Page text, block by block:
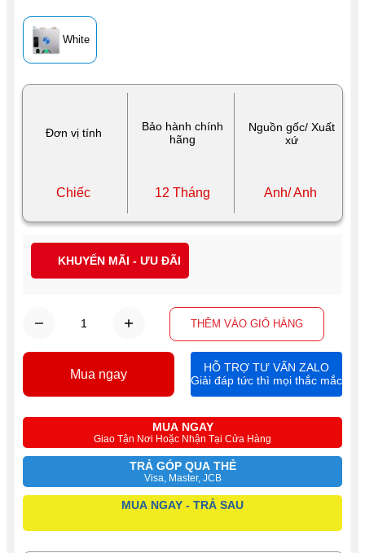
Đơn vị tính
Bảo hành chính
hãng
Nguồn gốc/ Xuất
xứ
Chiếc 12 Tháng Anh/ Anh
White
THÊM VÀO GIỎ HÀNG
MUA NGAY
Giao Tận Nơi Hoặc Nhận Tại Cửa Hàng
TRẢ GÓP QUA THẺ
Visa, Master, JCB
MUA NGAY - TRẢ SAU
Mua ngay
HỖ TRỢ TƯ VẤN ZALO
Giải đáp tức thì mọi thắc mắc
KHUYẾN MÃI - ƯU ĐÃI